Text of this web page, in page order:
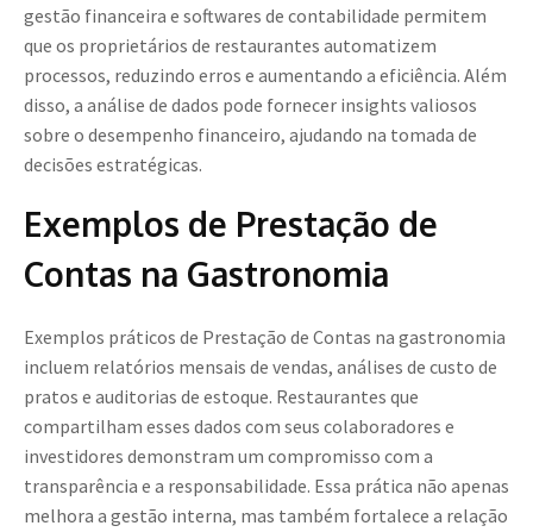
gestão financeira e softwares de contabilidade permitem
que os proprietários de restaurantes automatizem
processos, reduzindo erros e aumentando a eficiência. Além
disso, a análise de dados pode fornecer insights valiosos
sobre o desempenho financeiro, ajudando na tomada de
decisões estratégicas.
Exemplos de Prestação de
Contas na Gastronomia
Exemplos práticos de Prestação de Contas na gastronomia
incluem relatórios mensais de vendas, análises de custo de
pratos e auditorias de estoque. Restaurantes que
compartilham esses dados com seus colaboradores e
investidores demonstram um compromisso com a
transparência e a responsabilidade. Essa prática não apenas
melhora a gestão interna, mas também fortalece a relação